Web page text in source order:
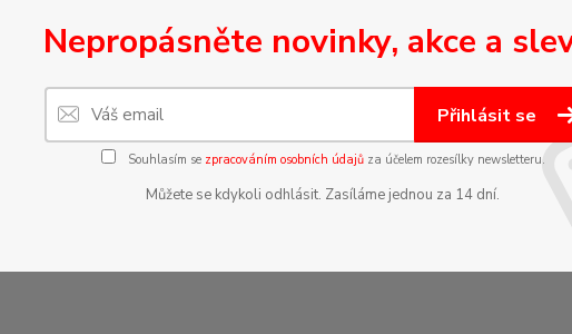
Nepropásněte novinky, akce a
Přihlásit se
Souhlasím se zpracováním osobních údajůza účelem rozesílky newsletteru.
Můžete se kdykoli odhlásit. Zasíláme jednou za 14 dní.